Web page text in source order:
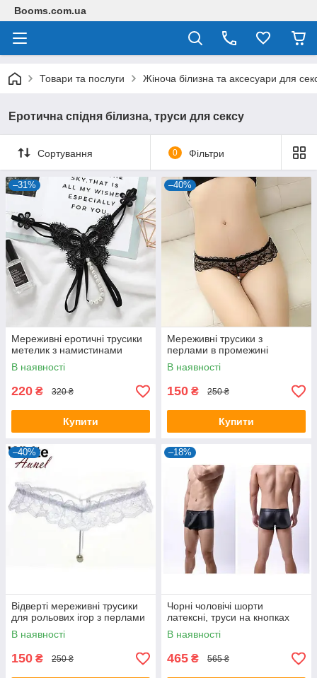
Booms.com.ua
Товари та послуги Жіноча білизна та аксесуари для
Еротична спідня білизна, труси для сексу
Сортування 0 Фільтри
–31%
Мереживні еротичні трусики
метелик з намистинами
В наявності
220 ₴ 320 ₴
Купити
–40%
Мереживні трусики з
перлами в промежині
В наявності
150 ₴ 250 ₴
Купити
–40%
Відверті мереживні трусики
для рольових ігор з перлами
В наявності
150 ₴ 250 ₴
–18%
Чорні чоловічі шорти
латексні, труси на кнопках
В наявності
465 ₴ 565 ₴